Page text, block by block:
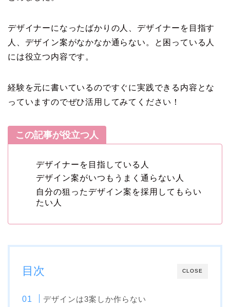
デザイナーになったばかりの人、デザイナーを目指す
人、デザイン案がなかなか通らない。と困っている人
には役立つ内容です。
経験を元に書いているのですぐに実践できる内容とな
っていますのでぜひ活用してみてください！
この記事が役立つ人
デザイナーを目指している人
デザイン案がいつもうまく通らない人
自分の狙ったデザイン案を採用してもらい
たい人
CLOSE
目次
デザインは3案しか作らない